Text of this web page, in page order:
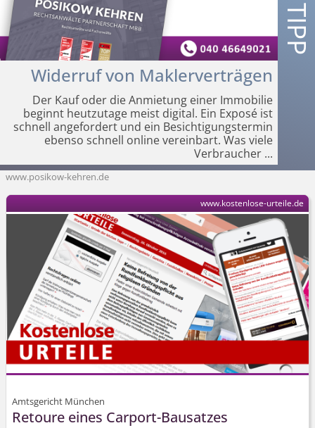
Widerruf von Maklerverträgen
Der Kauf oder die Anmietung einer Immobilie
beginnt heutzutage meist digital. Ein Exposé ist
schnell angefordert und ein Besichtigungstermin
ebenso schnell online vereinbart. Was viele
Verbraucher ...
www.posikow-kehren.de
Amtsgericht München
Retoure eines Carport-Bausatzes
www.kostenlose-urteile.de